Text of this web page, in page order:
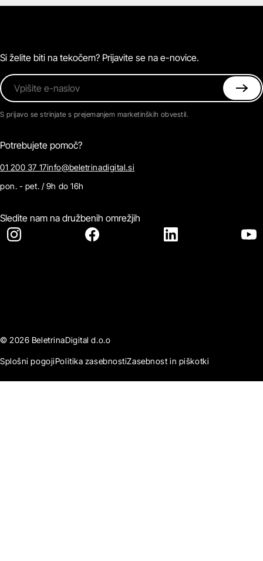
Zvočne knjige
Kontaktirajte nas
Si želite biti na tekočem? Prijavite se na e-novice.
Vpišite e-naslov
S prijavo se strinjate s prejemanjem marketinških obvestil.
Potrebujete pomoč?
01 200 37 17info@beletrinadigital.si
pon. - pet. / 9h do 16h
Sledite nam na družbenih omrežjih
© 2026 BeletrinaDigital d.o.o
Splošni pogojiPolitika zasebnostiZasebnost in piškotki